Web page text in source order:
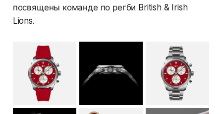
посвящены команде по регби British & Irish
Lions.